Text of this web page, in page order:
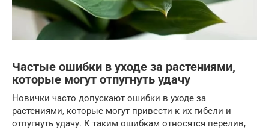
Частые ошибки в уходе за растениями,
которые могут отпугнуть удачу
Новички часто допускают ошибки в уходе за
растениями, которые могут привести к их гибели и
отпугнуть удачу. К таким ошибкам относятся перелив,